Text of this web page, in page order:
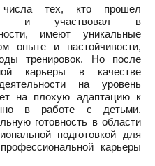
тех, кто прошел
и участвовал в
имеют уникальные
опыте и настойчивости,
тренировок. Но после
карьеры в качестве
на уровень
на плохую адаптацию к
в работе с детьми.
готовность в области
подготовкой для
карьеры